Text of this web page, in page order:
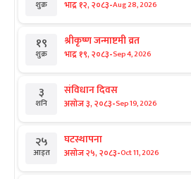
शुक्र भाद्र १२, २०८३-Aug 28, 2026
१९
शुक्र
श्रीकृष्ण जन्माष्टमी व्रत
भाद्र १९, २०८३-Sep 4, 2026
३
शनि
संविधान दिवस
असोज ३, २०८३-Sep 19, 2026
२५
आइत
घटस्थापना
असोज २५, २०८३-Oct 11, 2026